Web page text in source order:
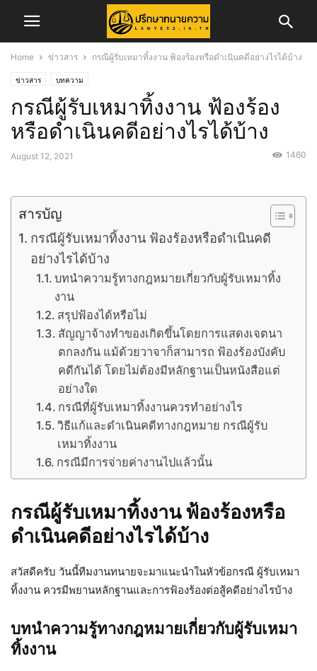
Home ข่าวสาร กรณีผู้รับเหมาทิ้งงาน ฟ้องร้องหรือดำเนินคดีอย่างไรได้บ้าง
ข่าวสาร บทความ
กรณีผู้รับเหมาทิ้งงาน ฟ้องร้อง
หรือดำเนินคดีอย่างไรได้บ้าง
August 12, 2021 1460
สารบัญ
กรณีผู้รับเหมาทิ้งงาน ฟ้องร้องหรือดำเนินคดี
อย่างไรได้บ้าง
บทนำความรู้ทางกฎหมายเกี่ยวกับผู้รับเหมาทิ้ง
งาน
สรุปฟ้องได้หรือไม่
สัญญาจ้างทำของเกิดขึ้นโดยการแสดงเจตนา
ตกลงกัน แม้ด้วยวาจาก็สามารถ ฟ้องร้องบังคับ
คดีกันได้ โดยไม่ต้องมีหลักฐานเป็นหนังสือแต่
อย่างใด
กรณีที่ผู้รับเหมาทิ้งงานควรทำอย่างไร
วิธีแก้และดำเนินคดีทางกฎหมาย กรณีผู้รับ
เหมาทิ้งงาน
กรณีมีการจ่ายค่างานไปแล้วนั้น
กรณีผู้รับเหมาทิ้งงาน ฟ้องร้องหรือ
ดำเนินคดีอย่างไรได้บ้าง
สวัสดีครับ วันนี้ทีมงานทนายจะมาแนะนำในหัวข้อกรณี ผู้รับเหมา
ทิ้งงาน ควรมีพยานหลักฐานและการฟ้องร้องต่อสู้คดีอย่างไรบ้าง
บทนำความรู้ทางกฎหมายเกี่ยวกับผู้รับเหมา
ทิ้งงาน